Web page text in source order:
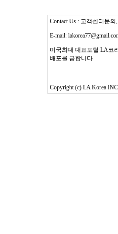
Contact Us : 고객센터문의
E-mail:
미국최대 대표포털 LA코
배포를 금합니다.
Copyright (c) LA Korea